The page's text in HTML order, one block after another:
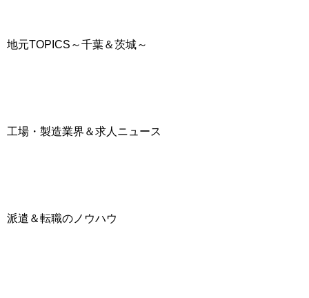
地元TOPICS～千葉＆茨城～
工場・製造業界＆求人ニュース
派遣＆転職のノウハウ